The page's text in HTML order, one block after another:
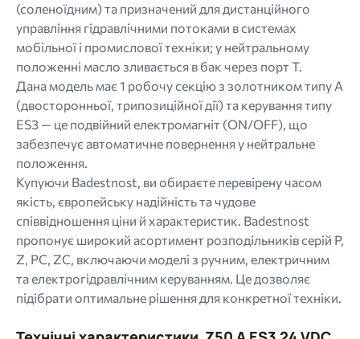
(соленоїдним) та призначений для дистанційного
управління гідравлічними потоками в системах
мобільної і промислової техніки; у нейтральному
положенні масло зливається в бак через порт Т.
Дана модель має 1 робочу секцію з золотником типу A
(двосторонньої, трипозиційної дії) та керування типу
ES3 — це подвійний електромагніт (ON/OFF), що
забезпечує автоматичне повернення у нейтральне
положення.
Купуючи Badestnost, ви обираєте перевірену часом
якість, європейську надійність та чудове
співвідношення ціни й характеристик. Badestnost
пропонує широкий асортимент розподільників серій P,
Z, PC, ZC, включаючи моделі з ручним, електричним
та електрогідравлічним керуванням. Це дозволяє
підібрати оптимальне рішення для конкретної техніки.